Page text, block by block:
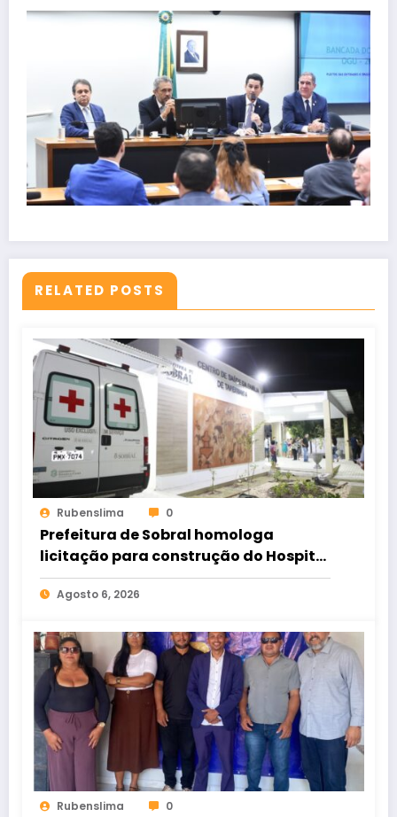
RELATED POSTS
Rubenslima 0
Prefeitura de Sobral homologa
licitação para construção do Hospital
de Taperuaba
Agosto 6, 2026
Rubenslima 0